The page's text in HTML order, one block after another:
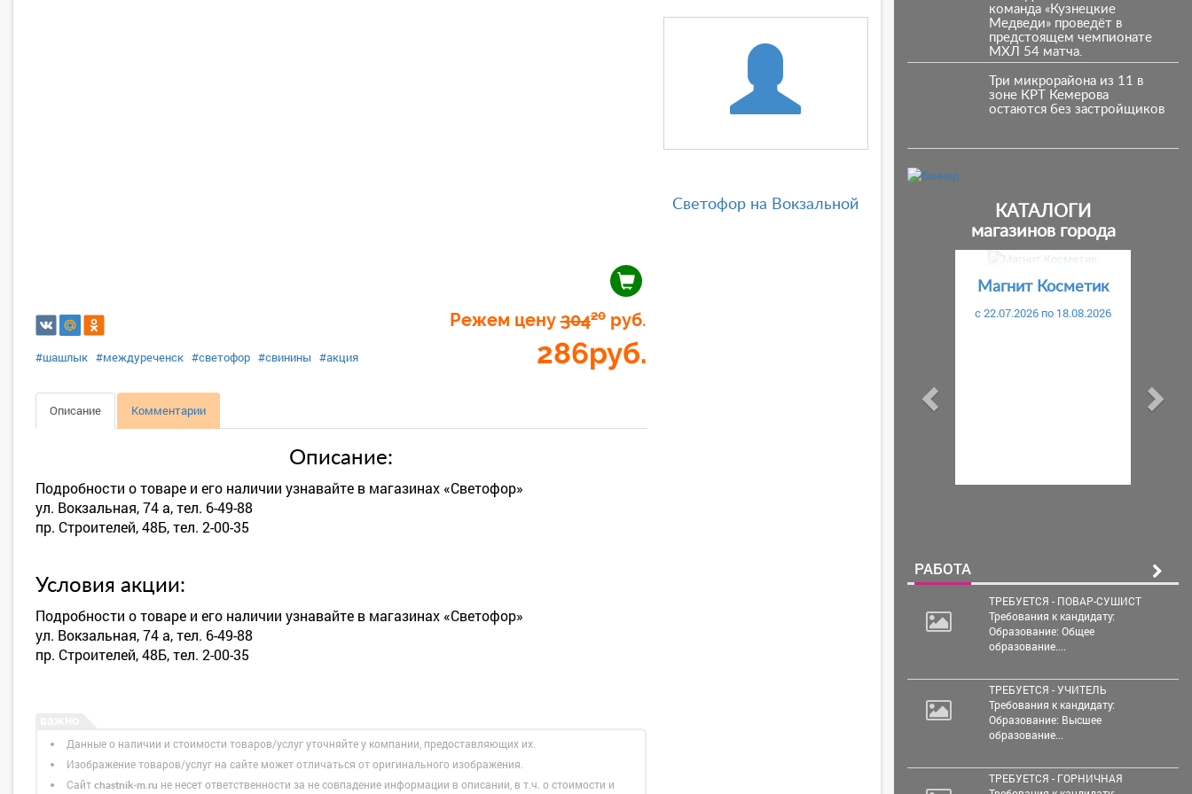
Режем цену30420руб.
286руб.
#шашлык #междуреченск #светофор #свинины #акция
Описание Комментарии
Описание:
Подробности о товаре и его наличии узнавайте в магазинах «Светофор»
ул. Вокзальная, 74 а, тел. 6-49-88
пр. Строителей, 48Б, тел. 2-00-35
Условия акции:
Подробности о товаре и его наличии узнавайте в магазинах «Светофор»
ул. Вокзальная, 74 а, тел. 6-49-88
пр. Строителей, 48Б, тел. 2-00-35
Данные о наличии и стоимости товаров/услуг уточняйте у компании, предоставляющих их.
Изображение товаров/услуг на сайте может отличаться от оригинального изображения.
Сайт chastnik-m.ru не несет ответственности за не совпадение информации в описании, в т.ч. о стоимости и
Светофор на Вокзальной
команда «Кузнецкие
Медведи» проведёт в
предстоящем чемпионате
МХЛ 54 матча.
Три микрорайона из 11 в
зоне КРТ Кемерова
остаются без застройщиков
КАТАЛОГИ
магазинов города
Магнит Косметик
c 22.07.2026 по 18.08.2026
Предыдущий
РАБОТА
ТРЕБУЕТСЯ - ПОВАР-СУШИСТ
Требования к кандидату:
Образование: Общее
образование....
ТРЕБУЕТСЯ - УЧИТЕЛЬ
Требования к кандидату:
Образование: Высшее
образование...
ТРЕБУЕТСЯ - ГОРНИЧНАЯ